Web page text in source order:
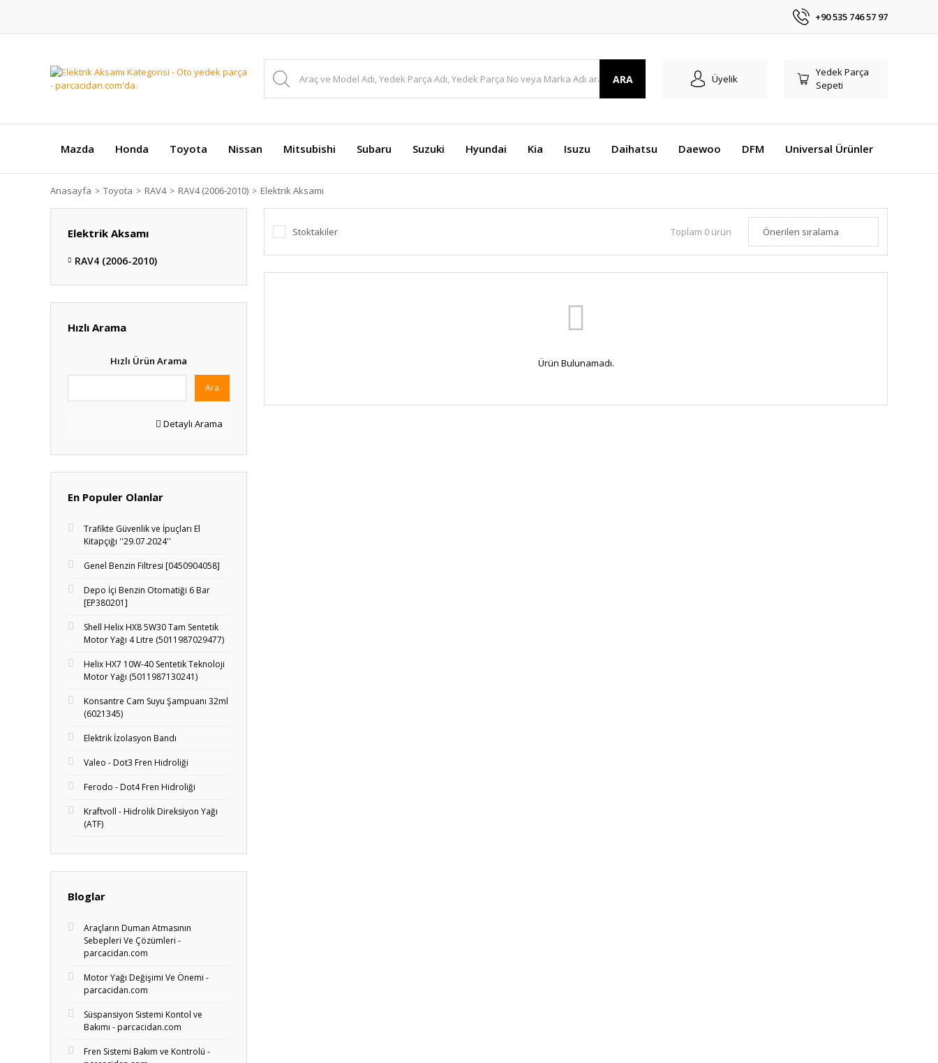
+90 535 746 57 97
ARA Üyelik
Yedek Parça
Sepeti
Mazda Honda Toyota Nissan Mitsubishi Subaru Suzuki Hyundai Kia Isuzu Daihatsu Daewoo DFM Universal Ürünler
Anasayfa Toyota RAV4 RAV4 (2006-2010) Elektrik Aksamı
Elektrik Aksamı
RAV4 (2006-2010)
Hızlı Arama
Hızlı Ürün Arama
Ara
Detaylı Arama
En Populer Olanlar
Trafikte Güvenlik ve İpuçları El
Kitapçığı ''29.07.2024''
Genel Benzin Filtresi [0450904058]
Depo İçi Benzin Otomatiği 6 Bar
[EP380201]
Shell Helix HX8 5W30 Tam Sentetik
Motor Yağı 4 Litre (5011987029477)
Helix HX7 10W-40 Sentetik Teknoloji
Motor Yağı (5011987130241)
Konsantre Cam Suyu Şampuanı 32ml
(6021345)
Elektrik İzolasyon Bandı
Valeo - Dot3 Fren Hidroliği
Ferodo - Dot4 Fren Hidroliği
Kraftvoll - Hidrolik Direksiyon Yağı
(ATF)
Bloglar
Araçların Duman Atmasının
Sebepleri Ve Çözümleri -
parcacidan.com
Motor Yağı Değişimi Ve Önemi -
parcacidan.com
Süspansiyon Sistemi Kontol ve
Bakımı - parcacidan.com
Fren Sistemi Bakım ve Kontrolü -
Stoktakiler Toplam 0 ürün
Ürün Bulunamadı.